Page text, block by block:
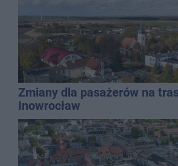
Zmiany dla pasażerów na
Inowrocław